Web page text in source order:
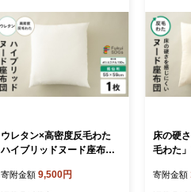
ウレタン×高密度反毛わた
ハイブリッドヌード座布団
リエステル） [A-20450]
寄附金額 9,500円
床の硬
毛わた
枚組 [A-
寄附金額